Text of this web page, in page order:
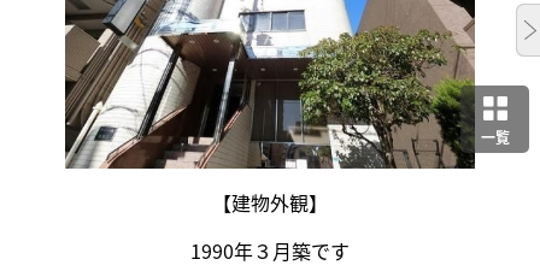
一覧
【建物外観】
1990年３月築です